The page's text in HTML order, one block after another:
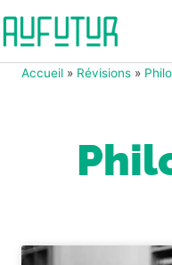
Accueil » Révisions »